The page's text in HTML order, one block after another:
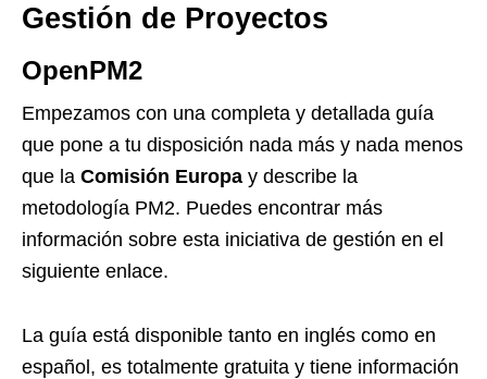
Gestión de Proyectos
OpenPM2
Empezamos con una completa y detallada guía
que pone a tu disposición nada más y nada menos
que la Comisión Europa y describe la
metodología PM2. Puedes encontrar más
información sobre esta iniciativa de gestión en el
siguiente enlace.
La guía está disponible tanto en inglés como en
español, es totalmente gratuita y tiene información